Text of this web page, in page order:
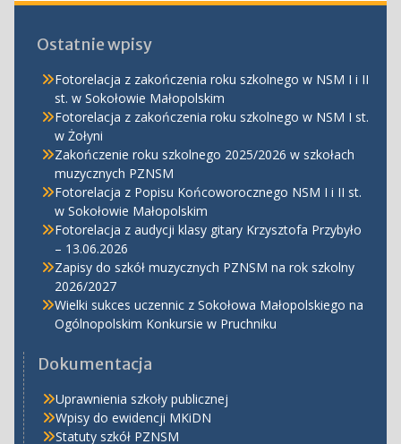
Ostatnie wpisy
Fotorelacja z zakończenia roku szkolnego w NSM I i II
st. w Sokołowie Małopolskim
Fotorelacja z zakończenia roku szkolnego w NSM I st.
w Żołyni
Zakończenie roku szkolnego 2025/2026 w szkołach
muzycznych PZNSM
Fotorelacja z Popisu Końcoworocznego NSM I i II st.
w Sokołowie Małopolskim
Fotorelacja z audycji klasy gitary Krzysztofa Przybyło
– 13.06.2026
Zapisy do szkół muzycznych PZNSM na rok szkolny
2026/2027
Wielki sukces uczennic z Sokołowa Małopolskiego na
Ogólnopolskim Konkursie w Pruchniku
Dokumentacja
Uprawnienia szkoły publicznej
Wpisy do ewidencji MKiDN
Statuty szkół PZNSM